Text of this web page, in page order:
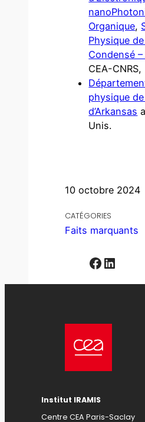
10 octobre 2024
CATÉGORIES
Faits marquants
Facebook LinkedIn
Organique,
Physique de
Condensé –
CEA-CNRS,
physique
d’Arkansas
Unis.
Institut IRAMIS
Centre CEA Paris-Saclay